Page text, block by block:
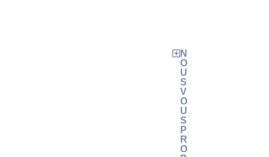
N
O
U
S
V
O
U
S
P
R
O